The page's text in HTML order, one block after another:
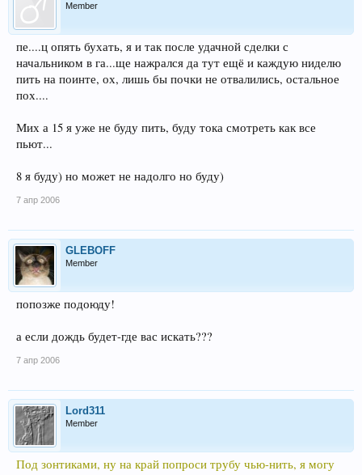
Member
пе....ц опять бухать, я и так после удачной сделки с
начальником в га...ще нажрался да тут ещё и каждую ниделю
пить на поинте, ох, лишь бы почки не отвалились, остальное
пох....
Мих а 15 я уже не буду пить, буду тока смотреть как все
пьют...
8 я буду) но может не надолго но буду)
7 апр 2006
GLEBOFF
Member
попозже подоюду!
а если дождь будет-где вас искать???
7 апр 2006
Lord311
Member
Под зонтиками, ну на край попроси трубу чью-нить, я могу